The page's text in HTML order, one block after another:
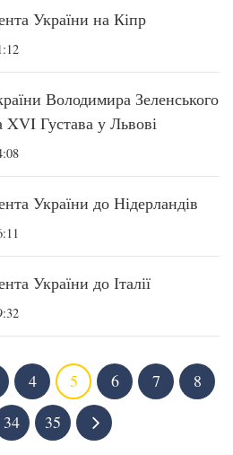
України на Кіпр
Володимира Зеленського
XVI Густава у Львові
України до Нідерландів
України до Італії
4 5 6 7
8
34 35